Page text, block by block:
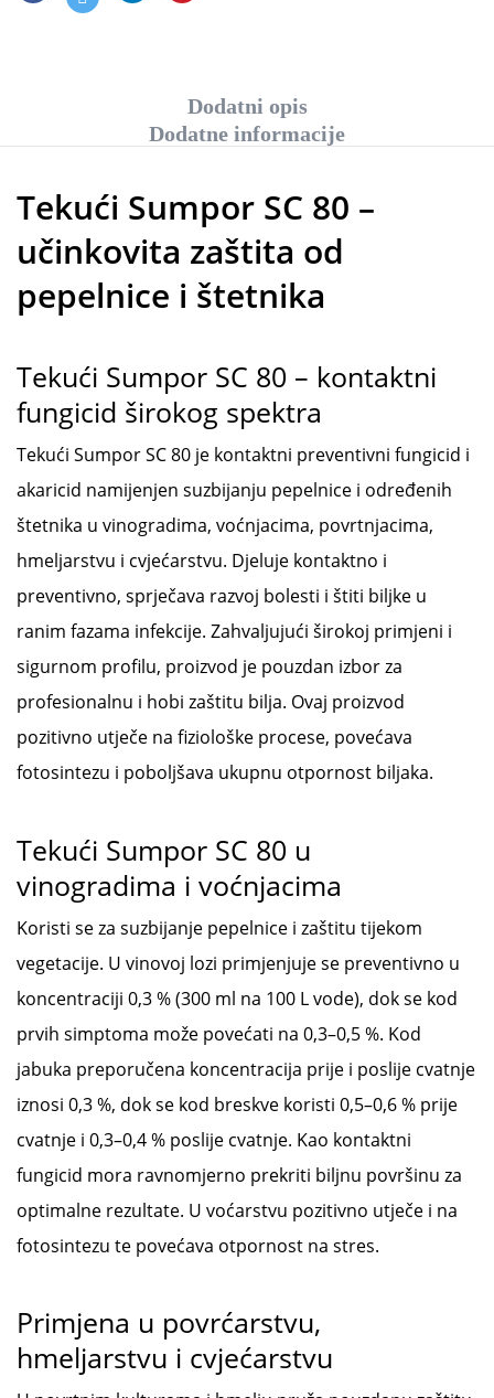
Dodatni opis
Dodatne informacije
Tekući Sumpor SC 80 –
učinkovita zaštita od
pepelnice i štetnika
Tekući Sumpor SC 80 – kontaktni
fungicid širokog spektra
Tekući Sumpor SC 80 je kontaktni preventivni fungicid i
akaricid namijenjen suzbijanju pepelnice i određenih
štetnika u vinogradima, voćnjacima, povrtnjacima,
hmeljarstvu i cvjećarstvu. Djeluje kontaktno i
preventivno, sprječava razvoj bolesti i štiti biljke u
ranim fazama infekcije. Zahvaljujući širokoj primjeni i
sigurnom profilu, proizvod je pouzdan izbor za
profesionalnu i hobi zaštitu bilja. Ovaj proizvod
pozitivno utječe na fiziološke procese, povećava
fotosintezu i poboljšava ukupnu otpornost biljaka.
Tekući Sumpor SC 80 u
vinogradima i voćnjacima
Koristi se za suzbijanje pepelnice i zaštitu tijekom
vegetacije. U vinovoj lozi primjenjuje se preventivno u
koncentraciji 0,3 % (300 ml na 100 L vode), dok se kod
prvih simptoma može povećati na 0,3–0,5 %. Kod
jabuka preporučena koncentracija prije i poslije cvatnje
iznosi 0,3 %, dok se kod breskve koristi 0,5–0,6 % prije
cvatnje i 0,3–0,4 % poslije cvatnje. Kao kontaktni
fungicid mora ravnomjerno prekriti biljnu površinu za
optimalne rezultate. U voćarstvu pozitivno utječe i na
fotosintezu te povećava otpornost na stres.
Primjena u povrćarstvu,
hmeljarstvu i cvjećarstvu